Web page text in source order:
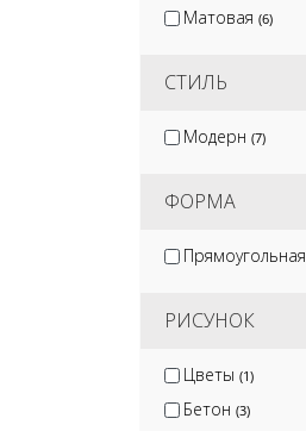
Матовая (6)
СТИЛЬ
Модерн (7)
ФОРМА
Прямоугольная
РИСУНОК
Цветы (1)
Бетон (3)